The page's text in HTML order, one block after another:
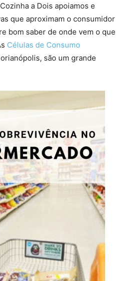
a Dois apoiamos e
que aproximam o consumidor
bom saber de onde vem o que
Células de Consumo
são um grande